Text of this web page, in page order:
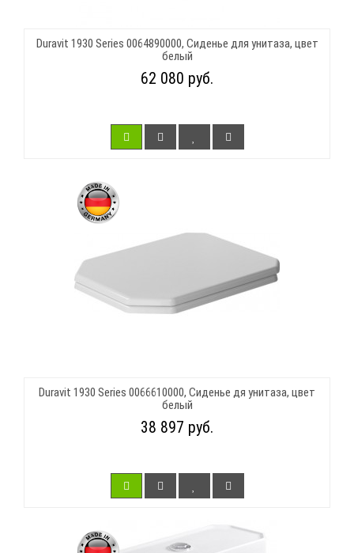
Duravit 1930 Series 0064890000, Сиденье для унитаза, цвет
белый
62 080 руб.
Duravit 1930 Series 0066610000, Сиденье дя унитаза, цвет
белый
38 897 руб.